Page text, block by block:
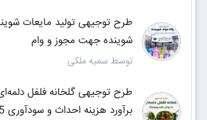
شوینده جهت مجوز و وام
توسط سمیه ملکی
برآورد هزینه احداث و سودآوری 1405